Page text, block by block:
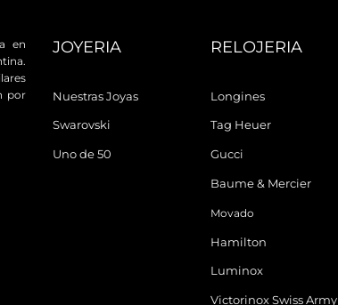
en
por
JOYERIA
Nuestras Joyas
Swarovski
Uno de 50
RELOJERIA
Longines
Tag Heuer
Gucci
Baume & Mercier
Movado
Hamilton
Luminox
Victorinox Swiss Army